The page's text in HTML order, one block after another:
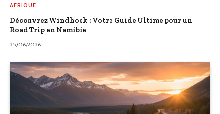
AFRIQUE
Découvrez Windhoek : Votre Guide Ultime pour un
Road Trip en Namibie
25/06/2026